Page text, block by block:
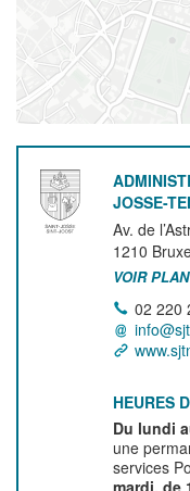
JOSSE-
Av. de
1210
VOIR PLAN
02 220
HEURES
Du lundi
une
services
mardi, de